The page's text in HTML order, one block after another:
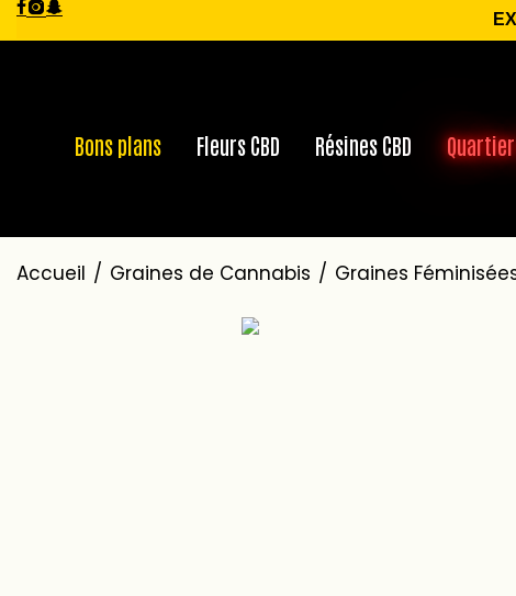
Bons plans Fleurs CBD Résines CBD
Accueil / Graines de Cannabis / Graines